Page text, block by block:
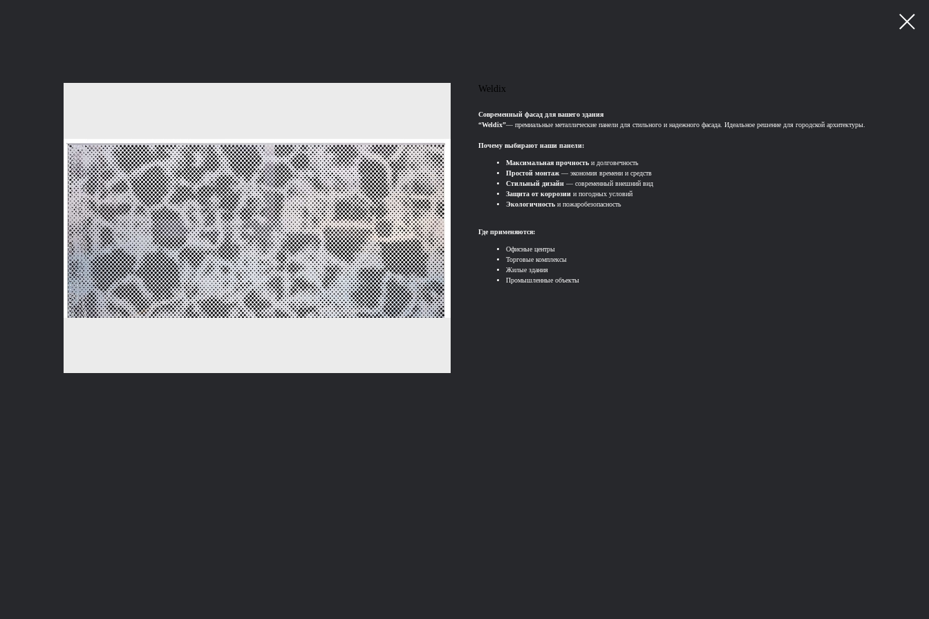
Weldix
Современный фасад для вашего здания
“Weldix”— премиальные металлические панели для стильного и надежного фасада. Идеальное решение для городской архитектуры.
Почему выбирают наши панели:
Максимальная прочность и долговечность
Простой монтаж — экономия времени и средств
Стильный дизайн — современный внешний вид
Защита от коррозии и погодных условий
Экологичность и пожаробезопасность
Где применяются:
Офисные центры
Торговые комплексы
Жилые здания
Промышленные объекты